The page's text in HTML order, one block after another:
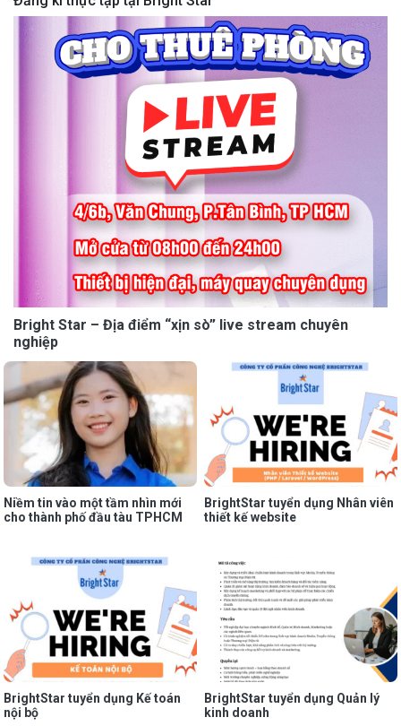
Bright Star – Địa điểm “xịn sò” live stream chuyên
nghiệp
Niềm tin vào một tầm nhìn mới
cho thành phố đầu tàu TPHCM
BrightStar tuyển dụng Nhân viên
thiết kế website
BrightStar tuyển dụng Kế toán
nội bộ
BrightStar tuyển dụng Quản lý
kinh doanh